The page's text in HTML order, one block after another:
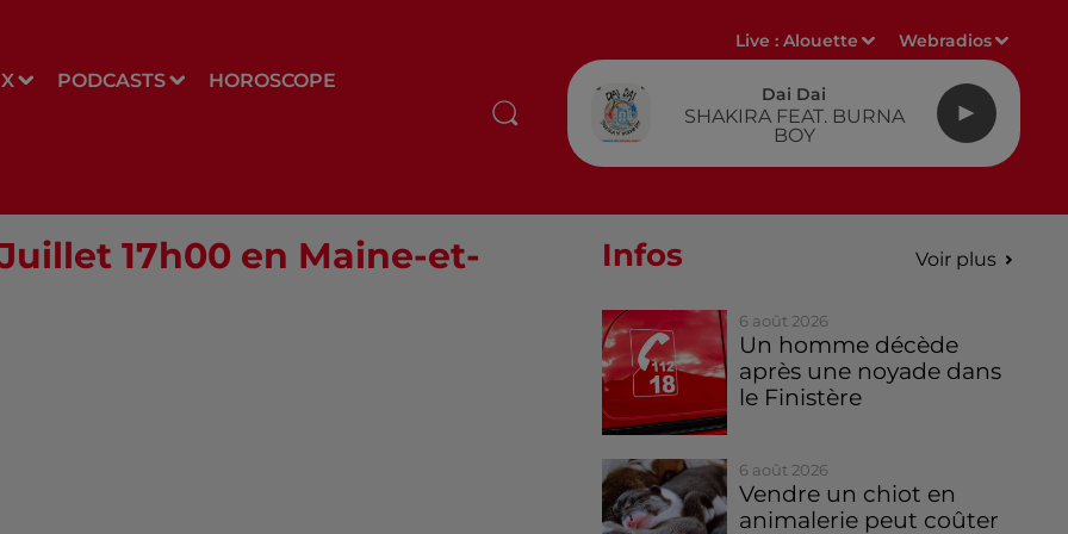
PODCASTS HOROSCOPE
Live :Alouette Webradios
Dai Dai
SHAKIRA FEAT. BURNA
BOY
17h00 en Maine-et- Infos Voir plus
6 août 2026
Un homme décède
après une noyade dans
le Finistère
6 août 2026
Vendre un chiot en
animalerie peut coûter